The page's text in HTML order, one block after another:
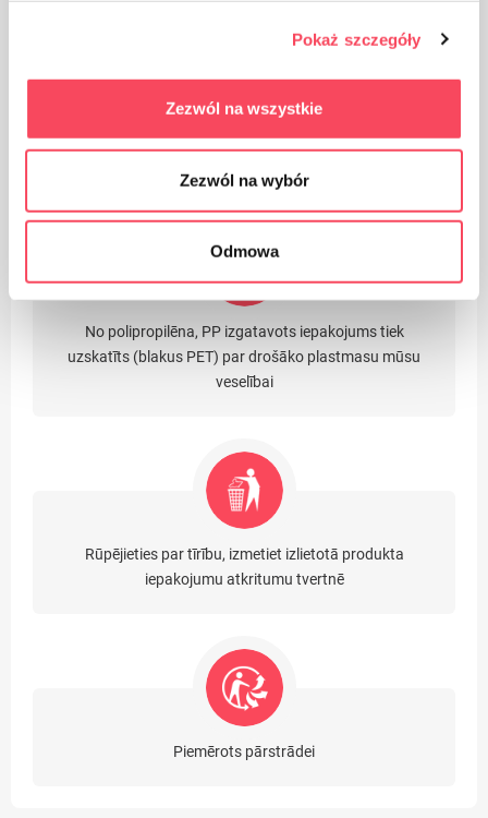
Pokaż szczegóły
Zezwól na wszystkie
Zezwól na wybór
Odmowa
No polipropilēna, PP izgatavots iepakojums tiek
uzskatīts (blakus PET) par drošāko plastmasu mūsu
veselībai
Rūpējieties par tīrību, izmetiet izlietotā produkta
iepakojumu atkritumu tvertnē
Piemērots pārstrādei